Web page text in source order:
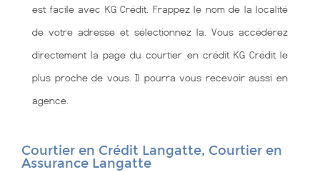
est facile avec KG Crédit. Frappez le nom de la localité
de votre adresse et sélectionnez la. Vous accédérez
directement la page du courtier en crédit KG Crédit le
plus proche de vous. Il pourra vous recevoir aussi en
agence.
Courtier en Crédit Langatte, Courtier en
Assurance Langatte